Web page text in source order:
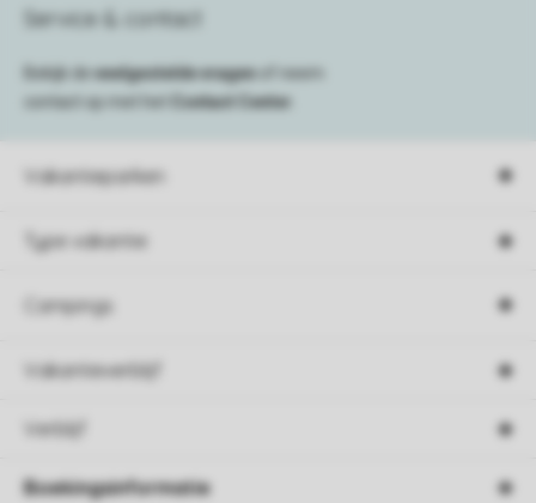
Vakantieparken
Type vakantie
Campings
Vakantieverblijf
Verblijf
Service & contact
Bekijk de veelgestelde vragen
of neem
contact op met het
Contact Center
Boekingsinformatie